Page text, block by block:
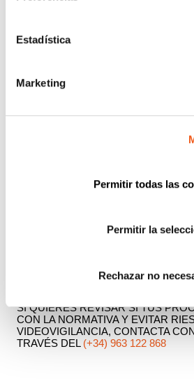
Estadística
Marketing
Permitir todas las
Permitir la
Rechazar no
La videovigilancia y el
empresas que coordinan
confianza de familias y usuarios
SI QUIERES REVISAR SI TUS
CON LA NORMATIVA Y EVITAR
VIDEOVIGILANCIA, CONTACTA
TRAVÉS DEL (+34) 963 122 868